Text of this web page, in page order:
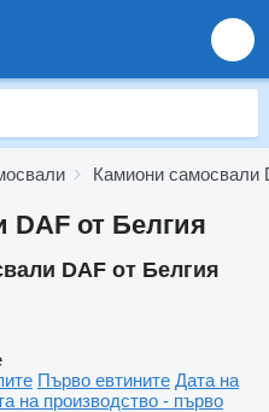
Камиони самосвали
от Белгия
DAF от Белгия
Първо евтините Дата на
на производство - първо